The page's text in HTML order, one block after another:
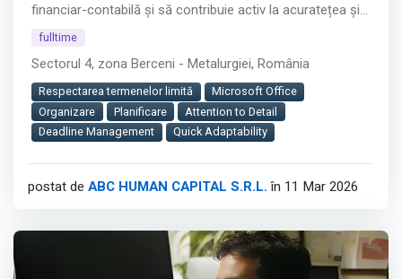
financiar-contabilă și să contribuie activ la acuratețea și
buna funcționare a proceselor interne.
Rolul jobului:
Vei asigura evidența contabilă corectă și completă a
companiei, contribuind la acuratețea raportărilor
Este un rol cheie în departamentul Financiar-Contabil, cu
impact direct asupra stabilității și conformității
Cerințe:
fulltime
Sectorul 4, zona Berceni - Metalurgiei, România
Respectarea termenelor limită
Microsoft Office
Organizare
Planificare
Attention to Detail
Deadline Management
Quick Adaptability
postat de ABC HUMAN CAPITAL S.R.L. în 11 Mar 2026